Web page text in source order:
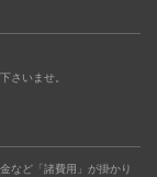
さいませ。
など「諸費用」が掛かり